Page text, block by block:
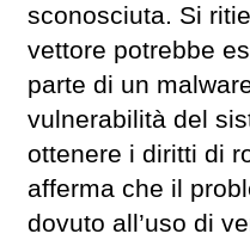
sconosciuta. Si
vettore potrebbe
parte di un
vulnerabilità del
ottenere i diritti di
afferma che il
dovuto all’uso di